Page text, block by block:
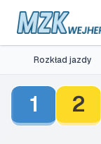
Rozkład jazdy
1 2